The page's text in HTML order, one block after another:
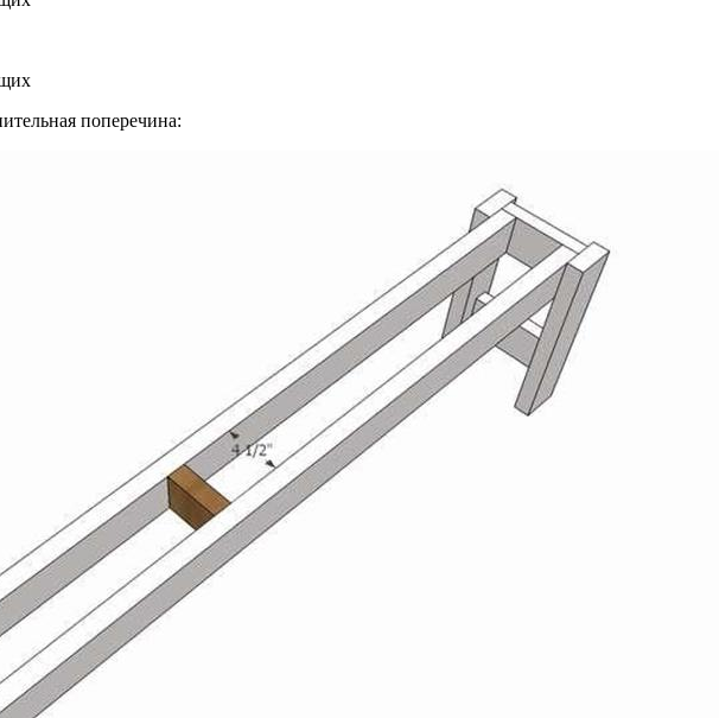
поперечина: